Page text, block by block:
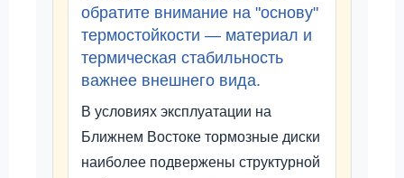
обратите внимание на "основу"
термостойкости — материал и
термическая стабильность
важнее внешнего вида.
В условиях эксплуатации на
Ближнем Востоке тормозные диски
наиболее подвержены структурной